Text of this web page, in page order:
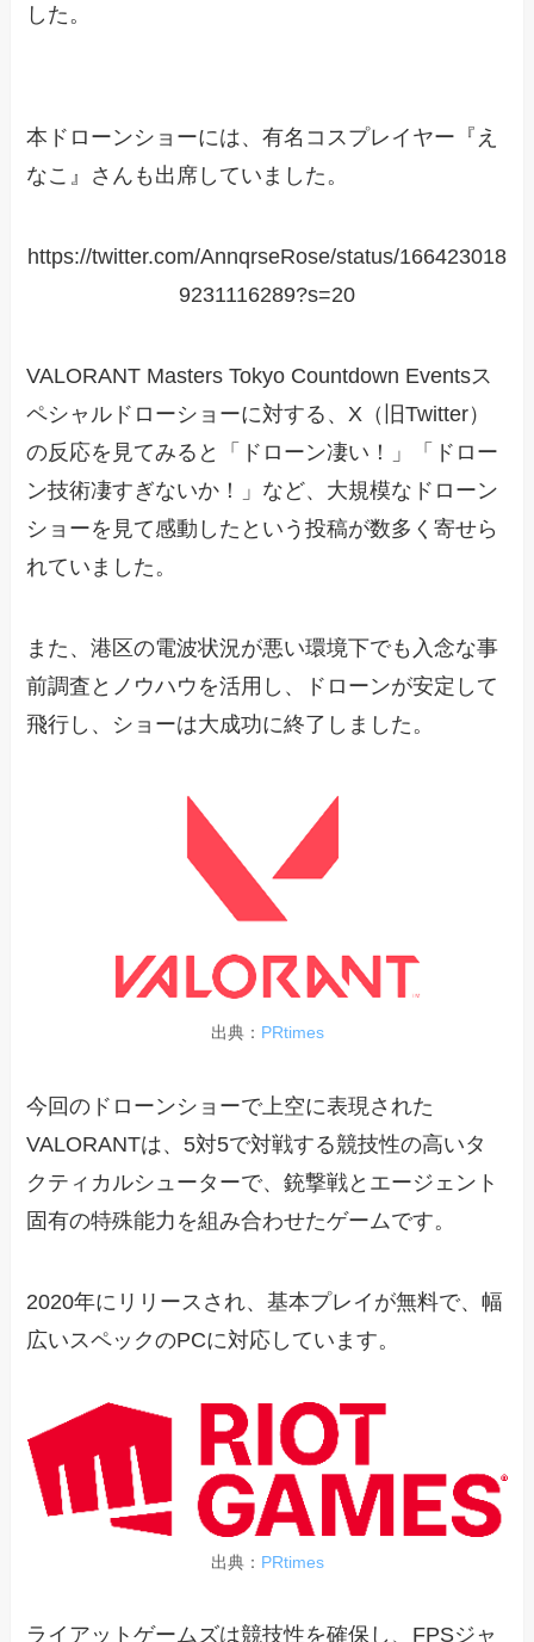
した。
本ドローンショーには、有名コスプレイヤー『え
なこ』さんも出席していました。
https://twitter.com/AnnqrseRose/status/166423018
9231116289?s=20
VALORANT Masters Tokyo Countdown Eventsス
ペシャルドローショーに対する、X（旧Twitter）
の反応を見てみると「ドローン凄い！」「ドロー
ン技術凄すぎないか！」など、大規模なドローン
ショーを見て感動したという投稿が数多く寄せら
れていました。
また、港区の電波状況が悪い環境下でも入念な事
前調査とノウハウを活用し、ドローンが安定して
飛行し、ショーは大成功に終了しました。
出典： PRtimes
今回のドローンショーで上空に表現された
VALORANTは、5対5で対戦する競技性の高いタ
クティカルシューターで、銃撃戦とエージェント
固有の特殊能力を組み合わせたゲームです。
2020年にリリースされ、基本プレイが無料で、幅
広いスペックのPCに対応しています。
出典： PRtimes
ライアットゲームズは競技性を確保し、FPSジャ